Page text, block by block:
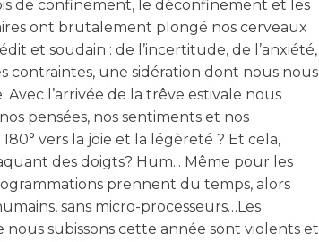
de confinement, le déconfinement et les
ont brutalement plongé nos cerveaux
et soudain : de l’incertitude, de l’anxiété,
contraintes, une sidération dont nous nous
Avec l’arrivée de la trêve estivale nous
pensées, nos sentiments et nos
vers la joie et la légèreté ? Et cela,
des doigts? Hum... Même pour les
prennent du temps, alors
sans micro-processeurs…Les
subissons cette année sont violents et